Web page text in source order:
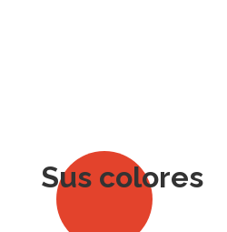
Sus colores